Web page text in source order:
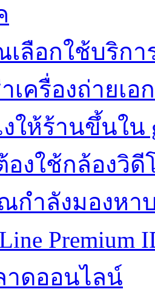
ลือกใช้บริกา
เครื่องถ่ายเ
ให้ร้านขึ้นใน
องใช้กล้องวิดี
กำลังมองหา
าดออนไลน์